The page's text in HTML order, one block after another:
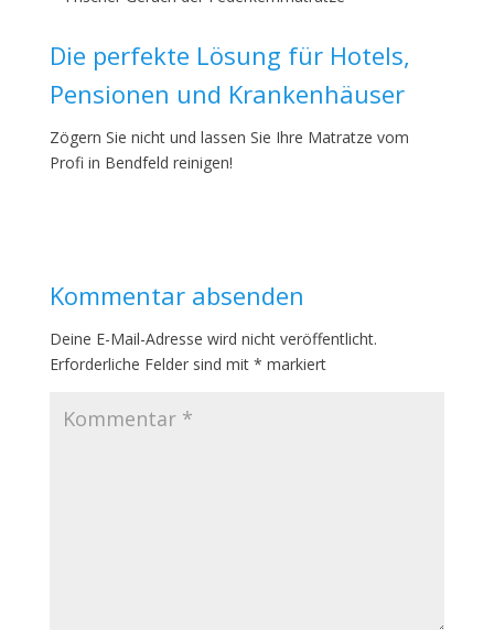
Die perfekte Lösung für Hotels,
Pensionen und Krankenhäuser
Zögern Sie nicht und lassen Sie Ihre Matratze vom
Profi in Bendfeld reinigen!
Kommentar absenden
Deine E-Mail-Adresse wird nicht veröffentlicht.
Erforderliche Felder sind mit * markiert